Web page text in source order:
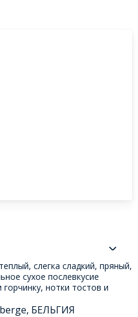
слегка сладкий, пряный,
сухое послевкусие
нотки тостов и
БЕЛЬГИЯ